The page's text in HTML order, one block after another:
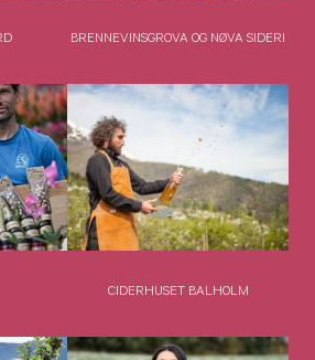
BRENNEVINSGROVA OG NØVA SIDERI
CIDERHUSET BALHOLM